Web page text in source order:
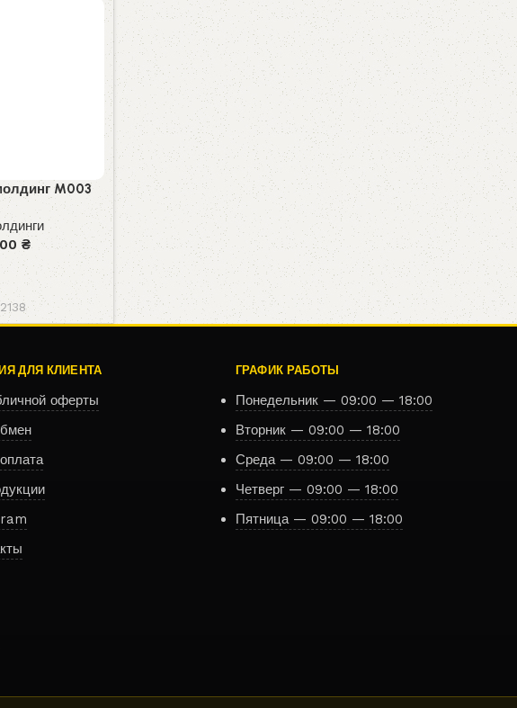
M003
₴
ДЛЯ КЛИЕНТА
оферты
ГРАФИК РАБОТЫ
Понедельник — 09:00 — 18:00
Вторник — 09:00 — 18:00
Среда — 09:00 — 18:00
Четверг — 09:00 — 18:00
Пятница — 09:00 — 18:00